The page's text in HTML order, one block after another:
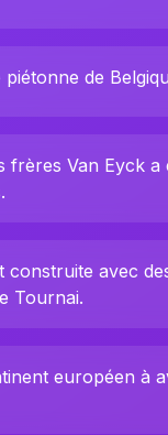
de
frères Van Eyck
avec
Tournai.
européen à